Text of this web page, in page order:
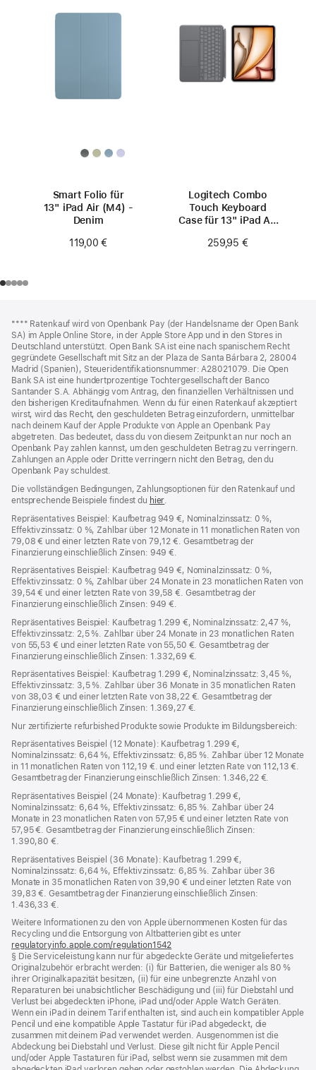
Smart Folio für
13" iPad Air (M4) -
Denim
119,00 €
Logitech Combo
Touch Keyboard
Case für 13" iPad Air
259,95 €
Fußnote
**** Ratenkauf wird von Openbank Pay (der Handelsname der Open Bank
SA) im Apple Online Store, in der Apple Store App und in den Stores in
Deutschland unterstützt. Open Bank SA ist eine nach spanischem Recht
gegründete Gesellschaft mit Sitz an der Plaza de Santa Bárbara 2, 28004
Madrid (Spanien), Steueridentifikationsnummer: A28021079. Die Open
Bank SA ist eine hundertprozentige Tochtergesellschaft der Banco
Santander S.A. Abhängig vom Antrag, den finanziellen Verhältnissen und
den bisherigen Kreditaufnahmen. Wenn du für einen Ratenkauf akzeptiert
wirst, wird das Recht, den geschuldeten Betrag einzufordern, unmittelbar
nach deinem Kauf der Apple Produkte von Apple an Openbank Pay
abgetreten. Das bedeutet, dass du von diesem Zeitpunkt an nur noch an
Openbank Pay zahlen kannst, um den geschuldeten Betrag zu verringern.
Zahlungen an Apple oder Dritte verringern nicht den Betrag, den du
Openbank Pay schuldest.
Die vollständigen Bedingungen, Zahlungsoptionen für den Ratenkauf und
entsprechende Beispiele findest du hier(Öffnet
neues
Fenster)
.
Repräsentatives Beispiel: Kaufbetrag 949 €, Nominalzinssatz: 0 %,
Effektivzinssatz: 0 %, Zahlbar über 12 Monate in 11 monatlichen Raten von
79,08 € und einer letzten Rate von 79,12 €. Gesamtbetrag der
Finanzierung einschließlich Zinsen: 949 €.
Repräsentatives Beispiel: Kaufbetrag 949 €, Nominalzinssatz: 0 %,
Effektivzinssatz: 0 %, Zahlbar über 24 Monate in 23 monatlichen Raten von
39,54 € und einer letzten Rate von 39,58 €. Gesamtbetrag der
Finanzierung einschließlich Zinsen: 949 €.
Repräsentatives Beispiel: Kaufbetrag 1.299 €, Nominalzinssatz: 2,47 %,
Effektivzinssatz: 2,5 %. Zahlbar über 24 Monate in 23 monatlichen Raten
von 55,53 € und einer letzten Rate von 55,50 €. Gesamtbetrag der
Finanzierung einschließlich Zinsen: 1.332,69 €.
Repräsentatives Beispiel: Kaufbetrag 1.299 €, Nominalzinssatz: 3,45 %,
Effektivzinssatz: 3,5 %. Zahlbar über 36 Monate in 35 monatlichen Raten
von 38,03 € und einer letzten Rate von 38,22 €. Gesamtbetrag der
Finanzierung einschließlich Zinsen: 1.369,27 €.
Nur zertifizierte refurbished Produkte sowie Produkte im Bildungsbereich:
Repräsentatives Beispiel (12 Monate): Kaufbetrag 1.299 €,
Nominalzinssatz: 6,64 %, Effektivzinssatz: 6,85 %. Zahlbar über 12 Monate
in 11 monatlichen Raten von 112,19 €. und einer letzten Rate von 112,13 €.
Gesamtbetrag der Finanzierung einschließlich Zinsen: 1.346,22 €.
Repräsentatives Beispiel (24 Monate): Kaufbetrag 1.299 €,
Nominalzinssatz: 6,64 %, Effektivzinssatz: 6,85 %. Zahlbar über 24
Monate in 23 monatlichen Raten von 57,95 € und einer letzten Rate von
57,95 €. Gesamtbetrag der Finanzierung einschließlich Zinsen:
1.390,80 €.
Repräsentatives Beispiel (36 Monate): Kaufbetrag 1.299 €,
Nominalzinssatz: 6,64 %, Effektivzinssatz: 6,85 %. Zahlbar über 36
Monate in 35 monatlichen Raten von 39,90 € und einer letzten Rate von
39,83 €. Gesamtbetrag der Finanzierung einschließlich Zinsen:
1.436,33 €.
Weitere Informationen zu den von Apple übernommenen Kosten für das
Recycling und die Entsorgung von Altbatterien gibt es unter
regulatoryinfo.apple.com/regulation1542
ein
neues
Fenster)
§ Die Serviceleistung kann nur für abgedeckte Geräte und mitgeliefertes
Originalzubehör erbracht werden: (i) für Batterien, die weniger als 80 %
ihrer Originalkapazität besitzen, (ii) für eine unbegrenzte Anzahl von
Reparaturen bei unabsichtlicher Beschädigung und (iii) für Diebstahl und
Verlust bei abgedeckten iPhone, iPad und/oder Apple Watch Geräten.
Wenn ein iPad in deinem Tarif enthalten ist, sind auch ein kompatibler Apple
Pencil und eine kompatible Apple Tastatur für iPad abgedeckt, die
zusammen mit deinem iPad verwendet werden. Ausgenommen ist die
Abdeckung bei Diebstahl und Verlust. Diese gilt nicht für Apple Pencil
und/oder Apple Tastaturen für iPad, selbst wenn sie zusammen mit dem